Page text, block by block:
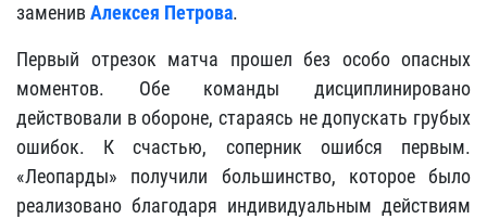
заменив Алексея Петрова.
Первый отрезок матча прошел без особо опасных
моментов. Обе команды дисциплинировано
действовали в обороне, стараясь не допускать грубых
ошибок. К счастью, соперник ошибся первым.
«Леопарды» получили большинство, которое было
реализовано благодаря индивидуальным действиям